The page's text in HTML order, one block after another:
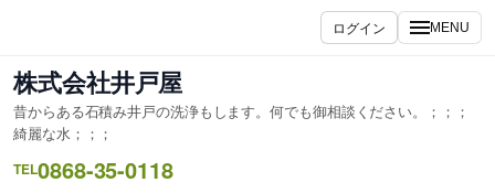
を
ス
キ
ッ
プ
ログイン MENU
株式会社井戸屋
昔からある石積み井戸の洗浄もします。何でも御相談ください。；；；
綺麗な水；；；
TEL0868-35-0118